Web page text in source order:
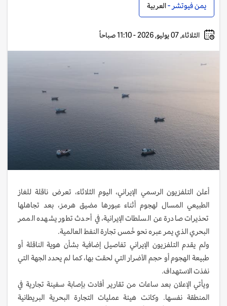
يمن فيوتشر -العربية
الثلاثاء, 07 يوليو, 2026 - 11:10 صباحاً
أعلن التلفزيون الرسمي الإيراني، اليوم الثلاثاء، تعرض ناقلة للغاز
الطبيعي المسال لهجوم أثناء عبورها مضيق هرمز، بعد تجاهلها
تحذيرات صادرة عن السلطات الإيرانية، في أحدث تطور يشهده الممر
البحري الذي يمر عبره نحو خُمس تجارة النفط العالمية.
ولم يقدم التلفزيون الإيراني تفاصيل إضافية بشأن هوية الناقلة أو
طبيعة الهجوم أو حجم الأضرار التي لحقت بها، كما لم يحدد الجهة التي
نفذت الاستهداف.
ويأتي الإعلان بعد ساعات من تقارير أفادت بإصابة سفينة تجارية في
المنطقة نفسها. وكانت هيئة عمليات التجارة البحرية البريطانية